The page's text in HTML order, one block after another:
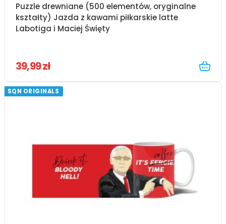
Puzzle drewniane (500 elementów, oryginalne
kształty) Jazda z kawami piłkarskie latte
Labotiga i Maciej Święty
39,99 zł
SQN ORIGINALS